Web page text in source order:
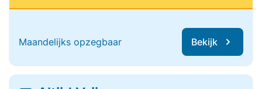
Maandelijks opzegbaar Bekijk